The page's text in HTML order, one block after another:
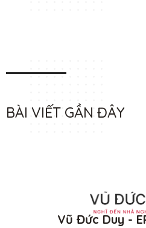
BÀI VIẾT GẦN ĐÂY
Vũ Đức Duy -